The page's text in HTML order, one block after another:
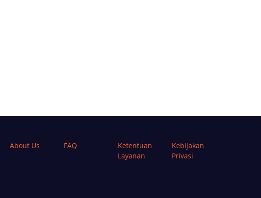
About Us FAQ
Ketentuan
Layanan
Kebijakan
Privasi